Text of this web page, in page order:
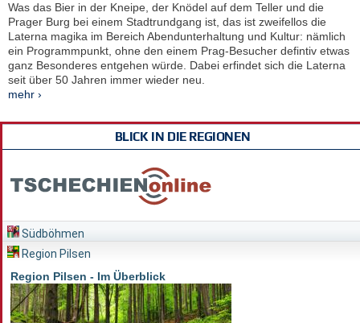
Was das Bier in der Kneipe, der Knödel auf dem Teller und die
Prager Burg bei einem Stadtrundgang ist, das ist zweifellos die
Laterna magika im Bereich Abendunterhaltung und Kultur: nämlich
ein Programmpunkt, ohne den einem Prag-Besucher defintiv etwas
ganz Besonderes entgehen würde. Dabei erfindet sich die Laterna
seit über 50 Jahren immer wieder neu.
mehr ›
BLICK IN DIE REGIONEN
Südböhmen
Region Pilsen
Region Pilsen - Im Überblick